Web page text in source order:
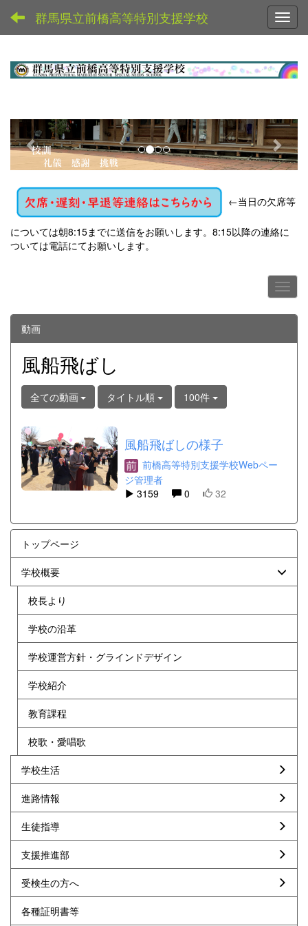
群馬県立前橋高等特別支援学校
p
r
e
v
i
o
u
n
e
x
←当日の欠席等
については朝8:15までに送信をお願いします。8:15以降の連絡に
ついては電話にてお願いします。
動画
風船飛ばし
全ての動画 タイトル順 100件
風船飛ばしの様子
前橋高等特別支援学校Webペー
ジ管理者
3159
0 32
トップページ
学校概要
校長より
学校の沿革
学校運営方針・グラインドデザイン
学校紹介
教育課程
校歌・愛唱歌
学校生活
進路情報
生徒指導
支援推進部
受検生の方へ
各種証明書等